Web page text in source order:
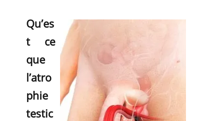
Qu’es
t ce
que
l’atro
phie
testic